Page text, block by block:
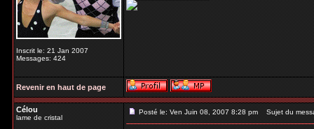
Inscrit le: 21 Jan 2007
Messages: 424
Revenir en haut de page
Célou
lame de cristal
Posté le: Ven Juin 08, 2007 8:28 pm Sujet du